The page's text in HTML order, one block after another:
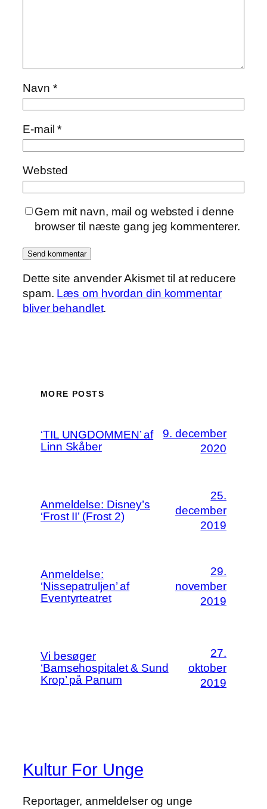
Navn *
E-mail*
Websted
Gem mit navn, mail og websted i denne
browser til næste gang jeg kommenterer.
Dette site anvender Akismet til at reducere
spam. Læs om hvordan din kommentar
bliver behandlet.
MORE POSTS
‘TIL UNGDOMMEN’ af
Linn Skåber
9. december
2020
Anmeldelse: Disney’s
‘Frost II’ (Frost 2)
25.
december
2019
Anmeldelse:
‘Nissepatruljen’ af
Eventyrteatret
29.
november
2019
Vi besøger
‘Bamsehospitalet & Sund
Krop’ på Panum
27.
oktober
2019
Kultur For Unge
Reportager, anmeldelser og unge